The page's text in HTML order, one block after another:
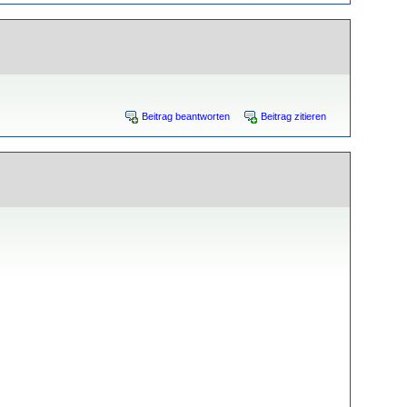
Beitrag beantworten Beitrag zitieren